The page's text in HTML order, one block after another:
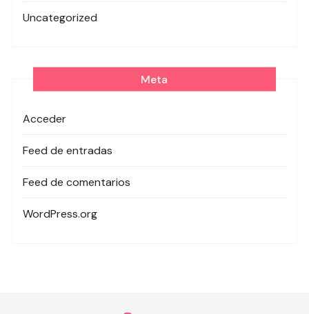
Uncategorized
Meta
Acceder
Feed de entradas
Feed de comentarios
WordPress.org